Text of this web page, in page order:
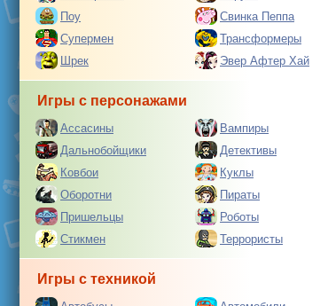
Поу
Свинка Пеппа
Супермен
Трансформеры
Шрек
Эвер Афтер Хай
Игры с персонажами
Ассасины Вампиры
Дальнобойщики
Детективы
Ковбои
Куклы
Оборотни
Пираты
Пришельцы
Роботы
Стикмен
Террористы
Игры с техникой